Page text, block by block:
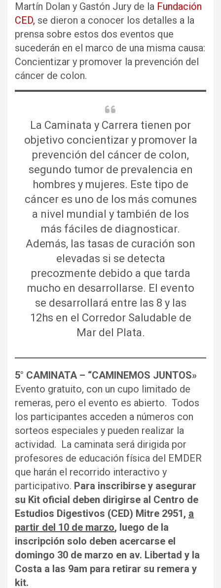
Martín Dolan y Gastón Jury de la Fundación
CED, se dieron a conocer los detalles a la
prensa sobre estos dos eventos que
sucederán en el marco de una misma causa:
Concientizar y promover la prevención del
cáncer de colon.
La Caminata y Carrera tienen por
objetivo concientizar y promover la
prevención del cáncer de colon,
segundo tumor de prevalencia en
hombres y mujeres. Este tipo de
cáncer es uno de los más comunes
a nivel mundial y también de los
más fáciles de diagnosticar.
Además, las tasas de curación son
elevadas si se detecta
precozmente debido a que tarda
mucho en desarrollarse. El evento
se desarrollará entre las 8 y las
12hs en el Corredor Saludable de
Mar del Plata.
5° CAMINATA – “CAMINEMOS JUNTOS»
Evento gratuito, con un cupo limitado de
remeras, pero el evento es abierto. Todos
los participantes acceden a números con
sorteos especiales y pueden realizar la
actividad. La caminata será dirigida por
profesores de educación física del EMDER
que harán el recorrido interactivo y
participativo. Para inscribirse y asegurar
su Kit oficial deben dirigirse al Centro de
Estudios Digestivos (CED) Mitre 2951, a
partir del 10 de marzo, luego de la
inscripción solo deben acercarse el
domingo 30 de marzo en av. Libertad y la
Costa a las 9am para retirar su remera y
kit.